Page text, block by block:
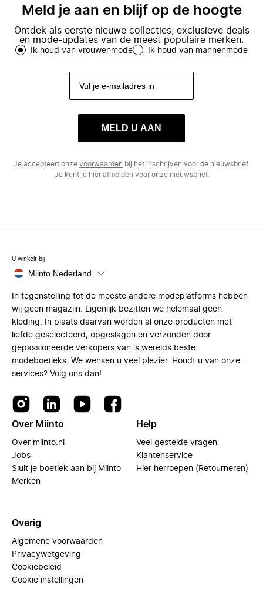
Meld je aan en blijf op de hoogte
Ontdek als eerste nieuwe collecties, exclusieve deals
en mode-updates van de meest populaire merken.
Ik houd van vrouwenmode Ik houd van mannenmode
MELD U AAN
Je accepteert onze voorwaarden bij het inschrijven voor de nieuwsbrief.
Je kunt je hierafmelden voor onze nieuwsbrief.
U winkelt bij
Miinto Nederland
In tegenstelling tot de meeste andere modeplatforms hebben
wij geen magazijn. Eigenlijk bezitten we helemaal geen
kleding. In plaats daarvan worden al onze producten met
liefde geselecteerd, opgeslagen en verzonden door
gepassioneerde verkopers van 's werelds beste
modeboetieks. We wensen u veel plezier. Houdt u van onze
services? Volg ons dan!
Over Miinto
Over miinto.nl
Jobs
Sluit je boetiek aan bij Miinto
Merken
Help
Veel gestelde vragen
Klantenservice
Hier herroepen (Retourneren)
Overig
Algemene voorwaarden
Privacywetgeving
Cookiebeleid
Cookie instellingen